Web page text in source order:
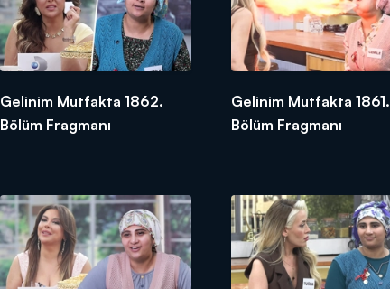
Gelinim Mutfakta 1862.
Bölüm Fragmanı
Gelinim Mutfakta 1861.
Bölüm Fragmanı